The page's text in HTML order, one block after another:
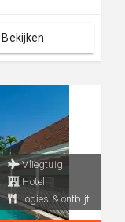
Bekijken
Vliegtuig
Hotel
Logies & ontbijt